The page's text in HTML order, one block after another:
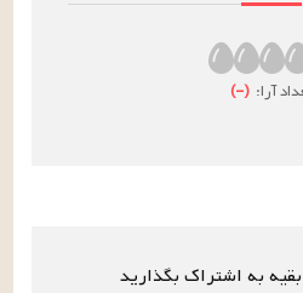
آرا: (
–
)
بقیه به اشتراک بگذارید